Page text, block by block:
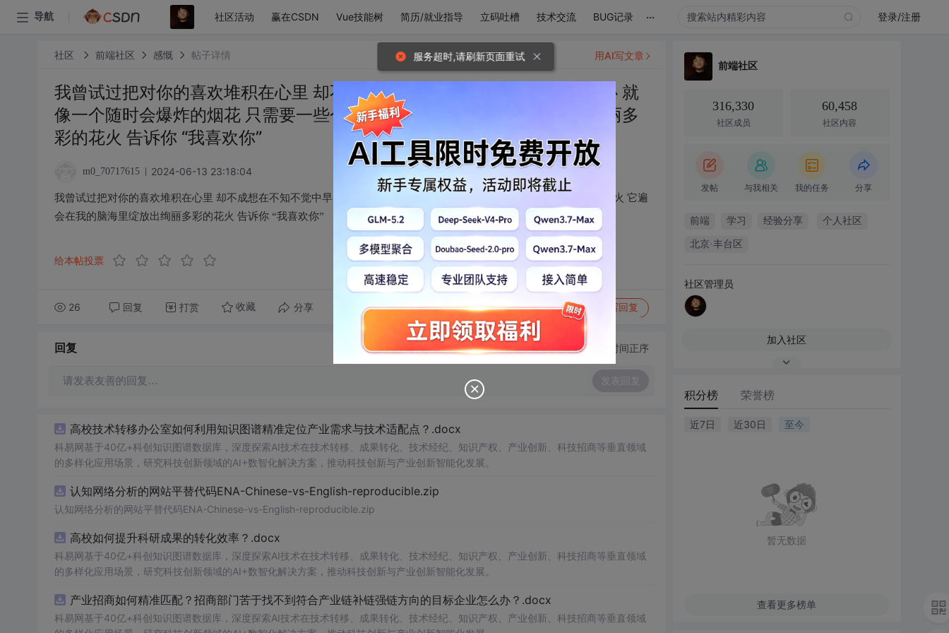
导航 社区活动 赢在CSDN Vue技能树 简历/就业指导 立码吐槽 技术交流 BUG记录 ... 登录/注册
社区 前端社区 感慨 帖子详情
我曾试过把对你的喜欢堆积在心里 却不成想在不知不觉中早已塞满了我的心 就
像一个随时会爆炸的烟花 只需要一些个星火 它遍会在我的脑海里绽放出绚丽多
彩的花火 告诉你 “我喜欢你”
m0_70717615 2024-06-13 23:18:04
我曾试过把对你的喜欢堆积在心里 却不成想在不知不觉中早已塞满了我的心 就像一个随时会爆炸的烟花 只需要一些个星火 它遍
会在我的脑海里绽放出绚丽多彩的花火 告诉你 “我喜欢你”
给本帖投票
26 回复 打赏 收藏 分享 转发到动态 举报 写回复
用AI写文章
回复 切换为时间正序
请发表友善的回复… 发表回复
高校技术转移办公室如何利用知识图谱精准定位产业需求与技术适配点？.docx
科易网基于40亿+科创知识图谱数据库，深度探索AI技术在技术转移、成果转化、技术经纪、知识产权、产业创新、科技招商等垂直领域
的多样化应用场景，研究科技创新领域的AI+数智化解决方案，推动科技创新与产业创新智能化发展。
认知网络分析的网站平替代码ENA-Chinese-vs-English-reproducible.zip
认知网络分析的网站平替代码ENA-Chinese-vs-English-reproducible.zip
高校如何提升科研成果的转化效率？.docx
科易网基于40亿+科创知识图谱数据库，深度探索AI技术在技术转移、成果转化、技术经纪、知识产权、产业创新、科技招商等垂直领域
的多样化应用场景，研究科技创新领域的AI+数智化解决方案，推动科技创新与产业创新智能化发展。
产业招商如何精准匹配？招商部门苦于找不到符合产业链补链强链方向的目标企业怎么办？.docx
科易网基于40亿+科创知识图谱数据库，深度探索AI技术在技术转移、成果转化、技术经纪、知识产权、产业创新、科技招商等垂直领域
前端社区
316,330
社区成员
60,458
社区内容
发帖 与我相关 我的任务 分享
前端 学习 经验分享 个人社区
北京·丰台区
社区管理员
加入社区
积分榜 荣誉榜
近7日 近30日 至今
暂无数据
查看更多榜单
服务超时,请刷新页面重试